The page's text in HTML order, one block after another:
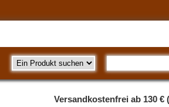
Versandkostenfrei ab 130 €